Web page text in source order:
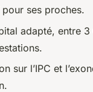
ses proches.
adapté, entre
sur l’IPC et